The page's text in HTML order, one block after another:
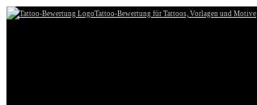
Tattoo-Bewertung für Tattoos, Vorlagen und Motive